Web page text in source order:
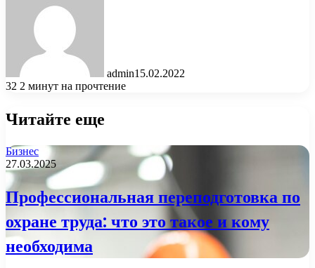
admin15.02.2022
32 2 минут на прочтение
Читайте еще
Бизнес
27.03.2025
Профессиональная переподготовка по
охране труда: что это такое и кому
необходима